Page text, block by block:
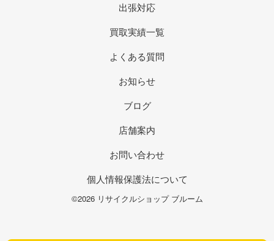
出張対応
買取実績一覧
よくある質問
お知らせ
ブログ
店舗案内
お問い合わせ
個人情報保護法について
©2026 リサイクルショップ ブルーム